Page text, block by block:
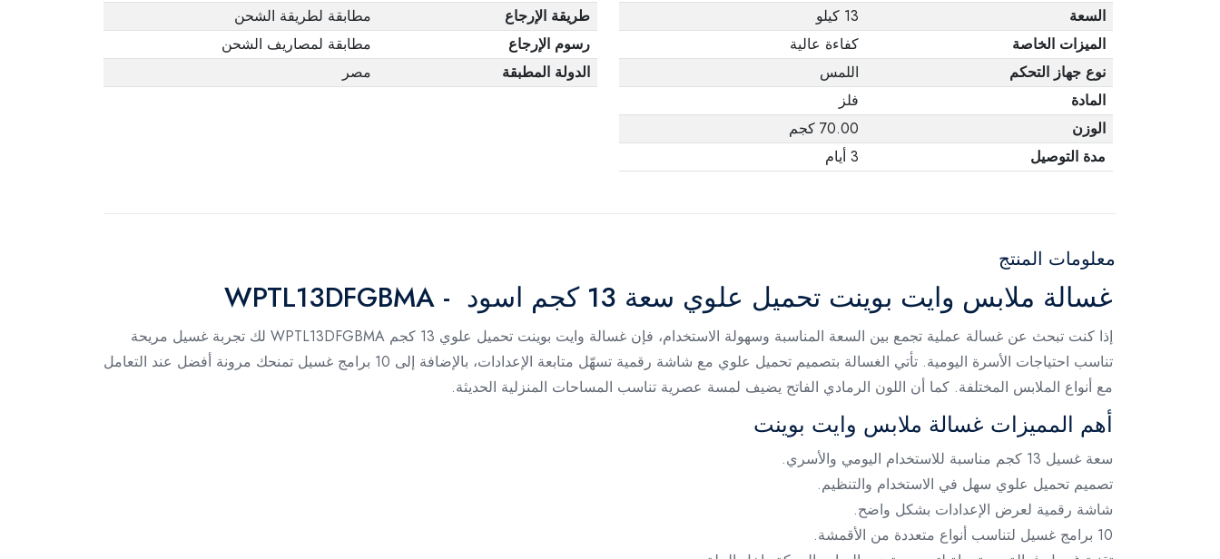
وأن المنتج في عبوته
الأصلية. لاحظ أنه لا
يمكن إرجاع المنتجات
الإلكترونية في حالة
السعة
13 كيلو
الميزات الخاصة
كفاءة عالية
نوع جهاز التحكم
اللمس
المادة
فلز
الوزن
70.00 كجم
مدة التوصيل
3 أيام
طريقة الإرجاع
مطابقة لطريقة الشحن
رسوم الإرجاع
مطابقة لمصاريف الشحن
الدولة المطبقة
مصر
معلومات المنتج
غسالة ملابس وايت بوينت تحميل علوي سعة 13 كجم اسود - WPTL13DFGBMA
إذا كنت تبحث عن غسالة عملية تجمع بين السعة المناسبة وسهولة الاستخدام، فإن غسالة وايت بوينت تحميل علوي 13 كجم WPTL13DFGBMA لك تجربة غسيل مريحة
تناسب احتياجات الأسرة اليومية. تأتي الغسالة بتصميم تحميل علوي مع شاشة رقمية تسهّل متابعة الإعدادات، بالإضافة إلى 10 برامج غسيل تمنحك مرونة أفضل عند التعامل
مع أنواع الملابس المختلفة. كما أن اللون الرمادي الفاتح يضيف لمسة عصرية تناسب المساحات المنزلية الحديثة.
أهم المميزات غسالة ملابس وايت بوينت
سعة غسيل 13 كجم مناسبة للاستخدام اليومي والأسري.
تصميم تحميل علوي سهل في الاستخدام والتنظيم.
شاشة رقمية لعرض الإعدادات بشكل واضح.
10 برامج غسيل لتناسب أنواع متعددة من الأقمشة.